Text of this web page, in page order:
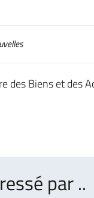
des Biens et des
par ..